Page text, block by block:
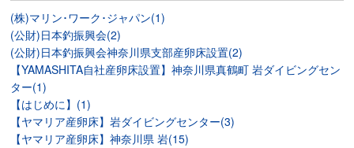
(株)マリン･ワーク･ジャパン(1)
(公財)日本釣振興会(2)
(公財)日本釣振興会神奈川県支部産卵床設置(2)
【YAMASHITA自社産卵床設置】神奈川県真鶴町 岩ダイビングセン
ター(1)
【はじめに】(1)
【ヤマリア産卵床】岩ダイビングセンター(3)
【ヤマリア産卵床】神奈川県 岩(15)